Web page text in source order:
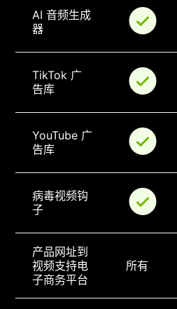
AI 音频生成
器
TikTok 广
告库
YouTube 广
告库
病毒视频钩
子
产品网址到
视频支持电
子商务平台
所有